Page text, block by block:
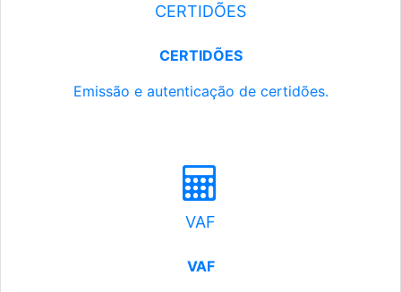
CERTIDÕES
CERTIDÕES
Emissão e autenticação de certidões.
VAF
VAF